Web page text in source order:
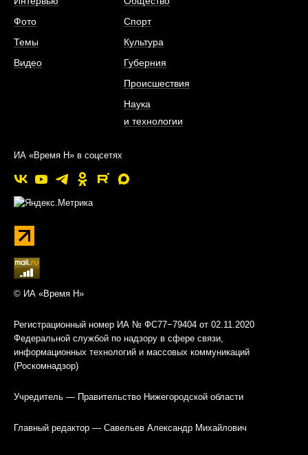
Фото
Темы
Видео
Спорт
Культура
Губерния
Происшествия
Наука
и технологии
ИА «Время Н» в соцсетях
© ИА «Время Н»
Регистрационный номер ИА № ФС77−79404 от 02.11.2020
Федеральной службой по надзору в сфере связи,
информационных технологий и массовых коммуникаций
(Роскомнадзор)
Учредитель — Правительство Нижегородской области
Главный редактор — Савельев Александр Михайлович